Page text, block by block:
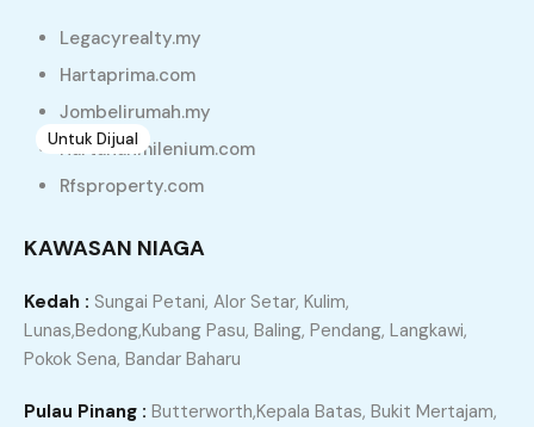
Untuk Dijual
Semi-D Double Storey Sungai Petani Bandar
Bandar Puteri Jaya, Sungai Petani, Kuala Muda, Kedah,
Semi D
RM450,000.00
Legacyrealty.my
Hartaprima.com
Jombelirumah.my
Hartanahmilenium.com
Rfsproperty.com
KAWASAN NIAGA
Kedah : Sungai Petani, Alor Setar, Kulim,
Lunas,Bedong,Kubang Pasu, Baling, Pendang, Langkawi,
Pokok Sena, Bandar Baharu
Pulau Pinang : Butterworth,Kepala Batas, Bukit Mertajam,